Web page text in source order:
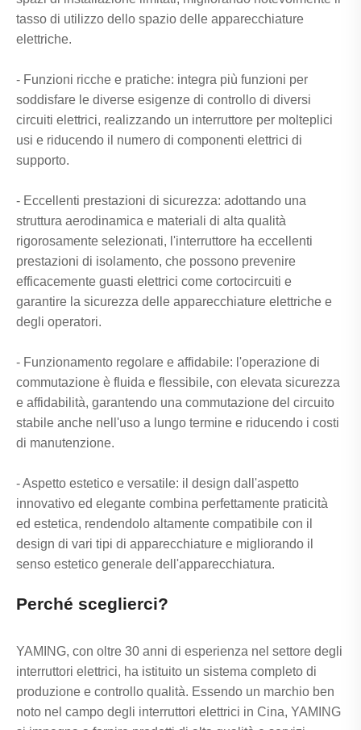
tasso di utilizzo dello spazio delle apparecchiature
elettriche.
- Funzioni ricche e pratiche: integra più funzioni per
soddisfare le diverse esigenze di controllo di diversi
circuiti elettrici, realizzando un interruttore per molteplici
usi e riducendo il numero di componenti elettrici di
supporto.
- Eccellenti prestazioni di sicurezza: adottando una
struttura aerodinamica e materiali di alta qualità
rigorosamente selezionati, l'interruttore ha eccellenti
prestazioni di isolamento, che possono prevenire
efficacemente guasti elettrici come cortocircuiti e
garantire la sicurezza delle apparecchiature elettriche e
degli operatori.
- Funzionamento regolare e affidabile: l'operazione di
commutazione è fluida e flessibile, con elevata sicurezza
e affidabilità, garantendo una commutazione del circuito
stabile anche nell'uso a lungo termine e riducendo i costi
di manutenzione.
- Aspetto estetico e versatile: il design dall'aspetto
innovativo ed elegante combina perfettamente praticità
ed estetica, rendendolo altamente compatibile con il
design di vari tipi di apparecchiature e migliorando il
senso estetico generale dell'apparecchiatura.
Perché sceglierci?
YAMING, con oltre 30 anni di esperienza nel settore degli
interruttori elettrici, ha istituito un sistema completo di
produzione e controllo qualità. Essendo un marchio ben
noto nel campo degli interruttori elettrici in Cina, YAMING